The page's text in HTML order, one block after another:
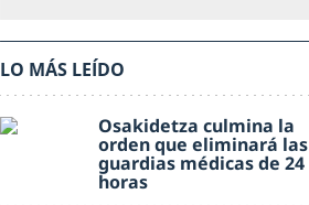
LO MÁS LEÍDO
Osakidetza culmina la
orden que eliminará las
guardias médicas de 24
horas